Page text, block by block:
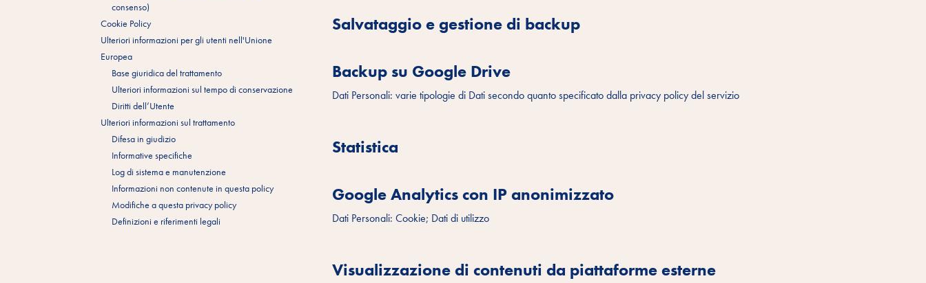
consenso)
Cookie Policy
Ulteriori informazioni per gli utenti nell'Unione
Europea
Base giuridica del trattamento
Ulteriori informazioni sul tempo di conservazione
Diritti dell’Utente
Ulteriori informazioni sul trattamento
Difesa in giudizio
Informative specifiche
Log di sistema e manutenzione
Informazioni non contenute in questa policy
Modifiche a questa privacy policy
Definizioni e riferimenti legali
Salvataggio e gestione di backup
Backup su Google Drive
Dati Personali: varie tipologie di Dati secondo quanto specificato dalla privacy policy del servizio
Statistica
Google Analytics con IP anonimizzato
Dati Personali: Cookie; Dati di utilizzo
Visualizzazione di contenuti da piattaforme esterne